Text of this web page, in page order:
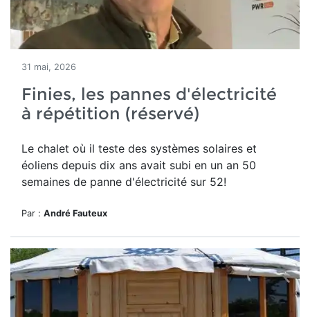
31 mai, 2026
Finies, les pannes d'électricité
à répétition (réservé)
Le chalet où il teste des systèmes solaires et
éoliens depuis dix ans avait subi en un an 50
semaines de panne d'électricité sur 52!
Par : André Fauteux